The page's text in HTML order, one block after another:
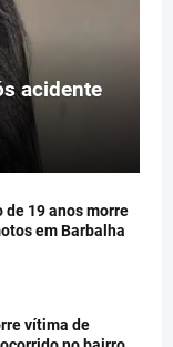
acidente
de 19 anos morre
em Barbalha
vítima de